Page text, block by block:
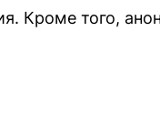
Кроме того,